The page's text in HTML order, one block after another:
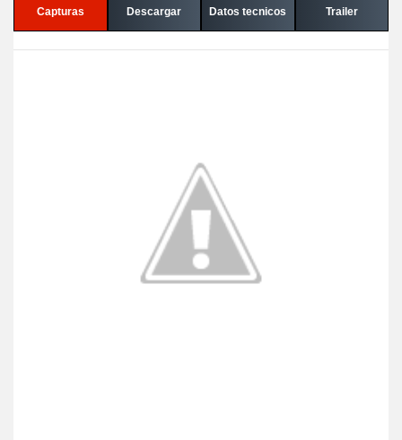
Capturas Descargar Datos tecnicos Trailer